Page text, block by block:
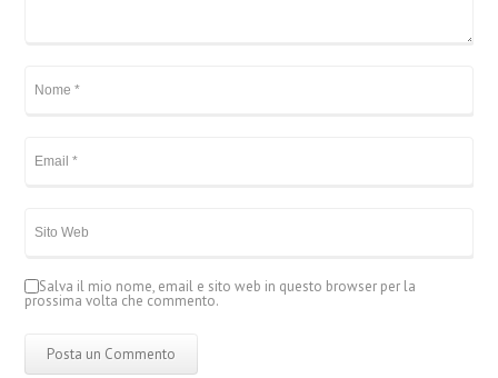
Salva il mio nome, email e sito web in questo browser per la
prossima volta che commento.